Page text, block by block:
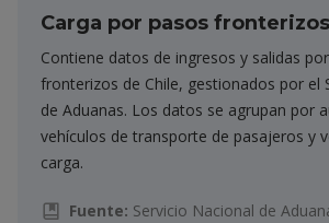
Carga por pasos fronterizos
Contiene datos de ingresos y salidas
fronterizos de Chile, gestionados por el
de Aduanas. Los datos se agrupan por
vehículos de transporte de pasajeros y
carga.
Fuente: Servicio Nacional de